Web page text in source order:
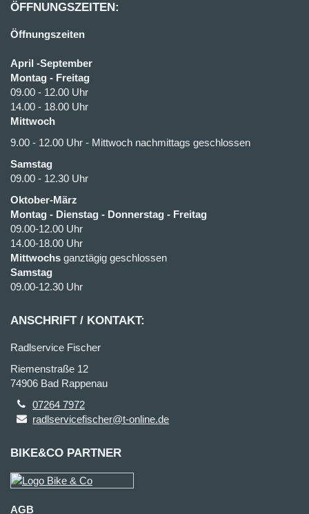
ÖFFNUNGSZEITEN:
Öffnungszeiten
April -September
Montag - Freitag
09.00 - 12.00 Uhr
14.00 - 18.00 Uhr
Mittwoch
9.00 - 12.00 Uhr - Mittwoch nachmittags geschlossen
Samstag
09.00 - 12.30 Uhr
Oktober-März
Montag - Dienstag - Donnerstag - Freitag
09.00-12.00 Uhr
14.00-18.00 Uhr
Mittwochs ganztägig geschlossen
Samstag
09.00-12.30 Uhr
ANSCHRIFT / KONTAKT:
Radlservice Fischer
Riemenstraße 12
74906 Bad Rappenau
07264 7972
radlservicefischer@t-online.de
BIKE&CO PARTNER
AGB